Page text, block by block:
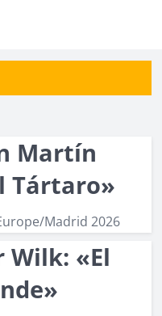
Martín
Tártaro»
Madrid 2026
Wilk: «El